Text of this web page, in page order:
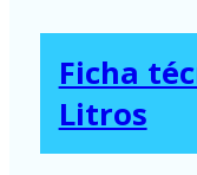
Ficha
Litros